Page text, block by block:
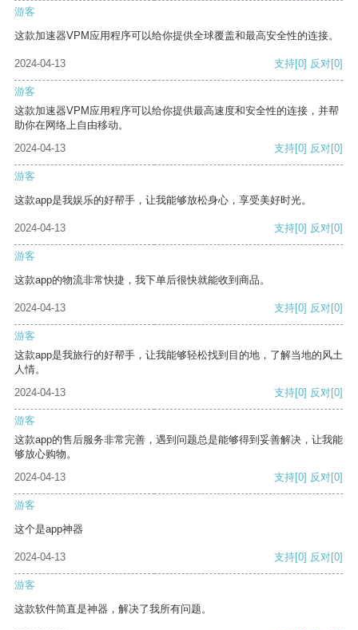
游客
这款加速器VPM应用程序可以给你提供全球覆盖和最高安全性的连接。
2024-04-13 支持[0] 反对[0]
游客
这款加速器VPM应用程序可以给你提供最高速度和安全性的连接，并帮
助你在网络上自由移动。
2024-04-13
支持[0] 反对[0]
游客
这款app是我娱乐的好帮手，让我能够放松身心，享受美好时光。
2024-04-13 支持[0] 反对[0]
游客
这款app的物流非常快捷，我下单后很快就能收到商品。
2024-04-13 支持[0] 反对[0]
游客
这款app是我旅行的好帮手，让我能够轻松找到目的地，了解当地的风土
人情。
2024-04-13
支持[0] 反对[0]
游客
这款app的售后服务非常完善，遇到问题总是能够得到妥善解决，让我能
够放心购物。
2024-04-13
支持[0] 反对[0]
游客
这个是app神器
2024-04-13 支持[0] 反对[0]
游客
这款软件简直是神器，解决了我所有问题。